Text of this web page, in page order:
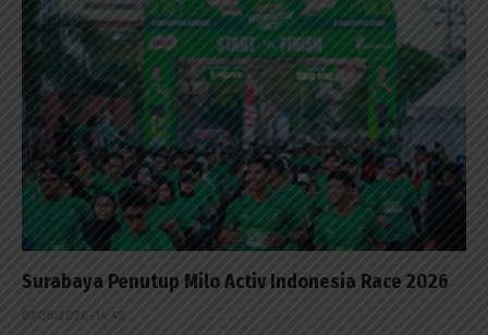
Surabaya Penutup Milo Activ Indonesia Race 2026
07/08/2026 - 14:42